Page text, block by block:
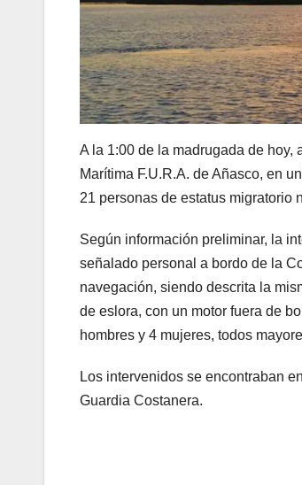
A la 1:00 de la madrugada de
Marítima F.U.R.A. de Añasco, en
21 personas de estatus migratorio
Según información preliminar, la
señalado personal a bordo de la
navegación, siendo descrita la
de eslora, con un motor fuera de
hombres y 4 mujeres, todos
Los intervenidos se encontraban
Guardia Costanera.